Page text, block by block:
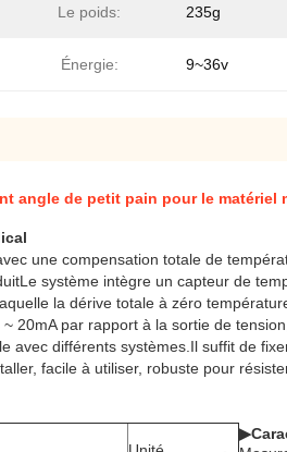
Le poids: 235g
Énergie: 9~36v
angle de petit pain pour le matériel
une compensation totale de
système intègre un capteur de
la dérive totale à zéro
20mA par rapport à la sortie de
avec différents systèmes.Il suffit de
facile à utiliser, robuste pour
▶